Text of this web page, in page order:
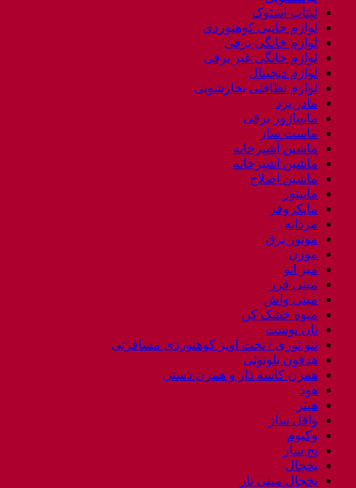
لپتاب استوک
لوازم جانبی کوهنوردی
لوازم خانگی برقی
لوازم خانگی غیر برقی
لوازم دیجیتال
لوازم نظافتی بخارشویی
مادر برد
ماساژور برقی
ماست ساز
ماشین آشپزخانه
ماشین اشپزخانه
ماشین اصلاح
مانیتور
مایکروفر
مردانه
موتور برق
موزن
میز اتو
مینی فرز
مینی واش
میوه خشک کن
نان توست
ننو توری / تخت آویز کوهنوردی مسافرتی
هدفون بلوتوثی
همزن کاسه دار و همزن دستی
هود
هیتر
وافل ساز
وکیوم
یخ ساز
یخچال
یخچال مینی بار